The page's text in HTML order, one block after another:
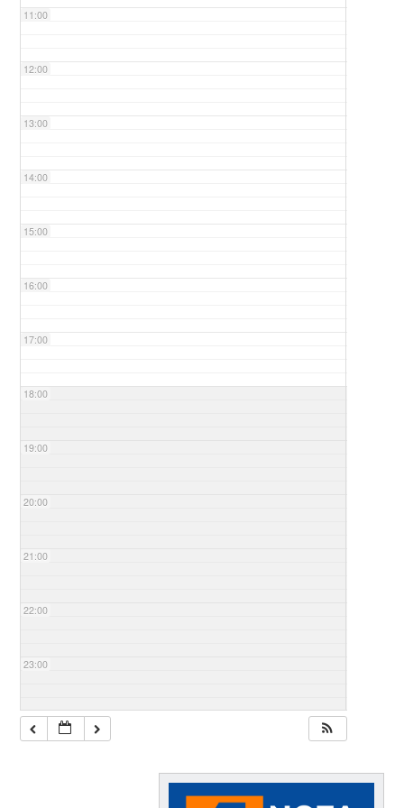
11:00
12:00
13:00
14:00
15:00
16:00
17:00
18:00
19:00
20:00
21:00
22:00
23:00